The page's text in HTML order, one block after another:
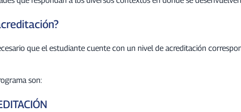
que el estudiante cuente con un nivel de acreditación
son: